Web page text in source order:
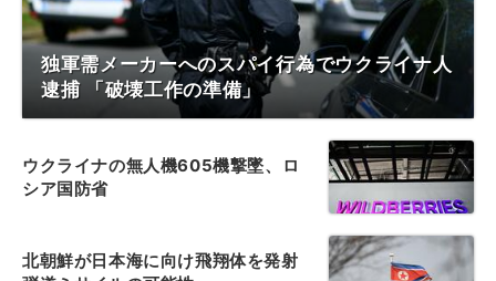
独軍需メーカーへのスパイ行為でウクライナ人
逮捕 「破壊工作の準備」
ウクライナの無人機605機撃墜、ロ
シア国防省
北朝鮮が日本海に向け飛翔体を発射